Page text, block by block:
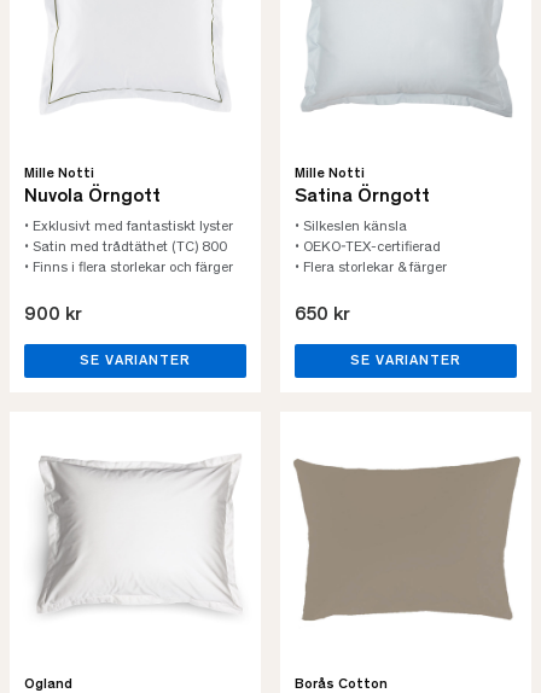
Mille Notti
Nuvola Örngott
• Exklusivt med fantastiskt lyster
• Satin med trådtäthet (TC) 800
• Finns i flera storlekar och färger
900 kr
SE VARIANTER
Mille Notti
Satina Örngott
• Silkeslen känsla
• OEKO-TEX-certifierad
• Flera storlekar & färger
650 kr
SE VARIANTER
Ogland Borås Cotton